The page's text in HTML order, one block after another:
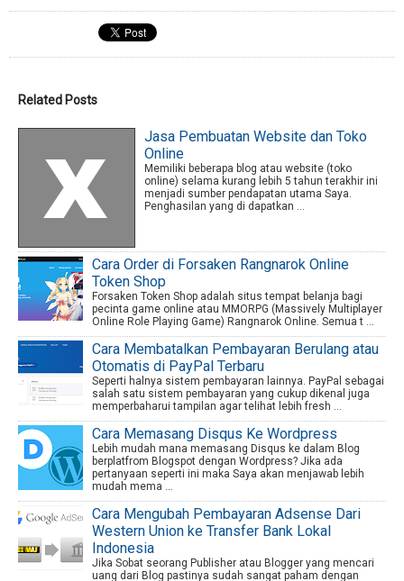
Related Posts
Jasa Pembuatan Website dan Toko
Online
Memiliki beberapa blog atau website (toko
online) selama kurang lebih 5 tahun terakhir ini
menjadi sumber pendapatan utama Saya.
Penghasilan yang di dapatkan ...
Cara Order di Forsaken Rangnarok Online
Token Shop
Forsaken Token Shop adalah situs tempat belanja bagi
pecinta game online atau MMORPG (Massively Multiplayer
Online Role Playing Game) Rangnarok Online. Semua t ...
Cara Membatalkan Pembayaran Berulang atau
Otomatis di PayPal Terbaru
Seperti halnya sistem pembayaran lainnya. PayPal sebagai
salah satu sistem pembayaran yang cukup dikenal juga
memperbaharui tampilan agar telihat lebih fresh ...
Cara Memasang Disqus Ke Wordpress
Lebih mudah mana memasang Disqus ke dalam Blog
berplatfrom Blogspot dengan Wordpress? Jika ada
pertanyaan seperti ini maka Saya akan menjawab lebih
mudah mema ...
Cara Mengubah Pembayaran Adsense Dari
Western Union ke Transfer Bank Lokal
Indonesia
Jika Sobat seorang Publisher atau Blogger yang mencari
uang dari Blog pastinya sudah sangat paham dengan